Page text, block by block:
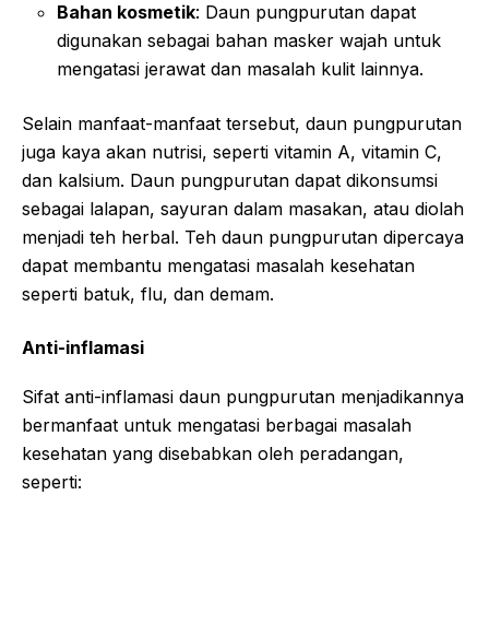
Bahan kosmetik: Daun pungpurutan dapat
digunakan sebagai bahan masker wajah untuk
mengatasi jerawat dan masalah kulit lainnya.
Selain manfaat-manfaat tersebut, daun pungpurutan
juga kaya akan nutrisi, seperti vitamin A, vitamin C,
dan kalsium. Daun pungpurutan dapat dikonsumsi
sebagai lalapan, sayuran dalam masakan, atau diolah
menjadi teh herbal. Teh daun pungpurutan dipercaya
dapat membantu mengatasi masalah kesehatan
seperti batuk, flu, dan demam.
Anti-inflamasi
Sifat anti-inflamasi daun pungpurutan menjadikannya
bermanfaat untuk mengatasi berbagai masalah
kesehatan yang disebabkan oleh peradangan,
seperti: